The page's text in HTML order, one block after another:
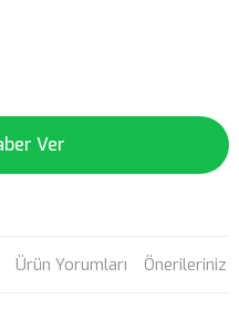
Ver
Ürün Yorumları Önerileriniz